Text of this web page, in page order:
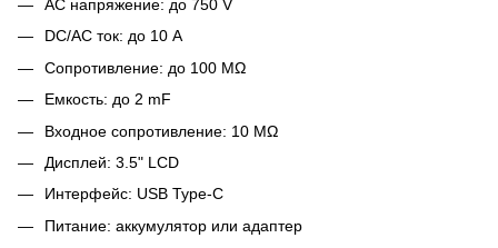
AC напряжение: до 750 V
DC/AC ток: до 10 A
Сопротивление: до 100 MΩ
Емкость: до 2 mF
Входное сопротивление: 10 MΩ
Дисплей: 3.5" LCD
Интерфейс: USB Type-C
Питание: аккумулятор или адаптер